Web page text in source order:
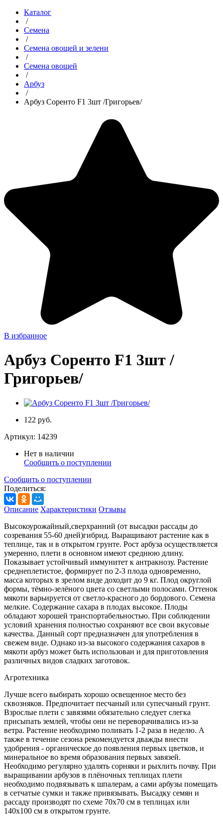
Каталог
/
Семена
/
Семена овощей и зелени
/
Семена овощей
/
Арбуз
/
Арбуз Соренто F1 3шт /Григорьев/
В избранное
Арбуз Соренто F1 3шт /
Григорьев/
122 руб.
Артикул: 14239
Нет в наличии
Сообщить о поступлении
Сообщить о поступлении
Поделиться:
Описание Характеристики Отзывы
Высокоурожайный,сверхранний (от высадки рассады до
созревания 55-60 дней)гибрид. Выращивают растение как в
теплице, так и в открытом грунте. Рост арбуза осуществляется
умеренно, плети в основном имеют среднюю длину.
Показывает устойчивый иммунитет к антракнозу. Растение
среднеплетистое, формирует по 2-3 плода одновременно,
масса которых в зрелом виде доходит до 9 кг. Плод округлой
формы, тёмно-зелёного цвета со светлыми полосами. Оттенок
мякоти варьируется от светло-красного до бордового. Семена
мелкие. Содержание сахара в плодах высокое. Плоды
обладают хорошей транспортабельностью. При соблюдении
условий хранения полностью сохраняют все свои вкусовые
качества. Данный сорт предназначен для употребления в
свежем виде. Однако из-за высокого содержания сахаров в
мякоти арбуз может быть использован и для приготовления
различных видов сладких заготовок.
Агротехника
Лучше всего выбирать хорошо освещенное место без
сквозняков. Предпочитает песчаный или супесчаный грунт.
Взрослые плети с завязями обязательно следует слегка
присыпать землей, чтобы они не переворачивались из-за
ветра. Растение необходимо поливать 1-2 раза в неделю. А
также в течение сезона рекомендуется дважды внести
удобрения - органическое до появления первых цветков, и
минеральное во время образования первых завязей.
Необходимо регулярно удалять сорняки и рыхлить почву. При
выращивании арбузов в плёночных теплицах плети
необходимо подвязывать к шпалерам, а сами арбузы помещать
в сетчатые сумки и также привязывать. Высадку семян и
рассаду производят по схеме 70х70 см в теплицах или
140х100 см в открытом грунте.